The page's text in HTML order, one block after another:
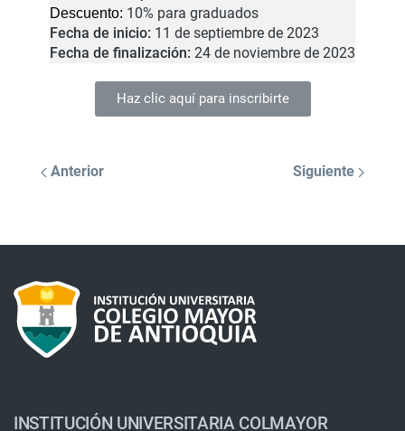
Descuento: 10% para graduados
Fecha de inicio: 11 de septiembre de 2023
Fecha de finalización: 24 de noviembre de 2023
Haz clic aquí para inscribirte
Anterior Siguiente
INSTITUCIÓN UNIVERSITARIA COLMAYOR